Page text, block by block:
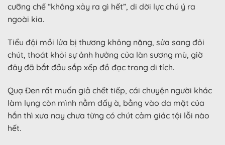
cưỡng chế “không xảy ra gì hết”, di dời lực chú ý ra
ngoài kia.
Tiểu đội mồi lửa bị thương không nặng, sửa sang đôi
chút, thoát khỏi sự ảnh hưởng của làn sương mù, giờ
đây đã bắt đầu sắp xếp đồ đạc trong di tích.
Quạ Đen rất muốn giả chết tiếp, cái chuyện người khác
làm lụng còn mình nằm đấy à, bằng vào da mặt của
hắn thì xưa nay chưa từng có chút cảm giác tội lỗi nào
hết.